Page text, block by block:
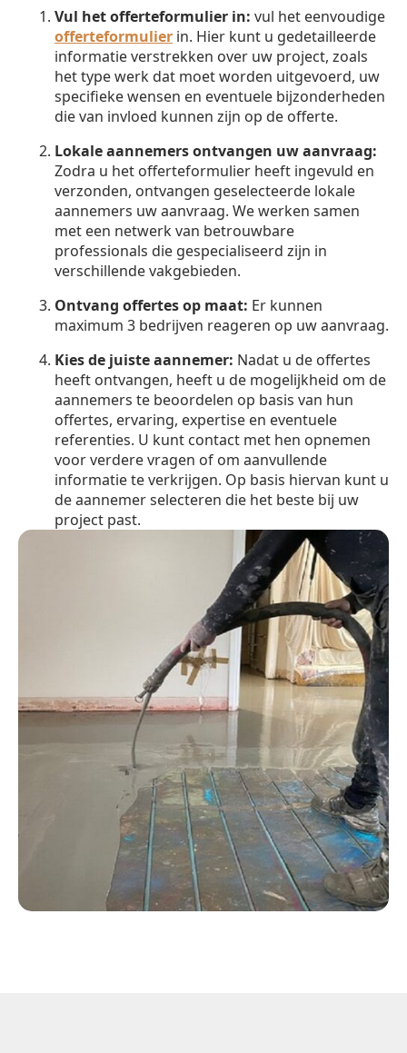
Vul het offerteformulier in: vul het eenvoudige
offerteformulier in. Hier kunt u gedetailleerde
informatie verstrekken over uw project, zoals
het type werk dat moet worden uitgevoerd, uw
specifieke wensen en eventuele bijzonderheden
die van invloed kunnen zijn op de offerte.
Lokale aannemers ontvangen uw aanvraag:
Zodra u het offerteformulier heeft ingevuld en
verzonden, ontvangen geselecteerde lokale
aannemers uw aanvraag. We werken samen
met een netwerk van betrouwbare
professionals die gespecialiseerd zijn in
verschillende vakgebieden.
Ontvang offertes op maat: Er kunnen
maximum 3 bedrijven reageren op uw aanvraag.
Kies de juiste aannemer: Nadat u de offertes
heeft ontvangen, heeft u de mogelijkheid om de
aannemers te beoordelen op basis van hun
offertes, ervaring, expertise en eventuele
referenties. U kunt contact met hen opnemen
voor verdere vragen of om aanvullende
informatie te verkrijgen. Op basis hiervan kunt u
de aannemer selecteren die het beste bij uw
project past.